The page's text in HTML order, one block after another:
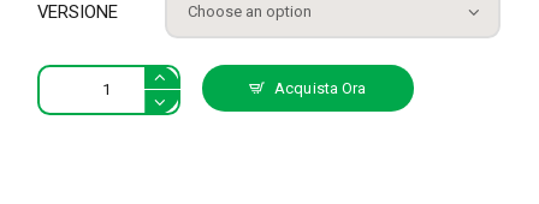
VERSIONE
Introduzione
allo
Acquista Ora